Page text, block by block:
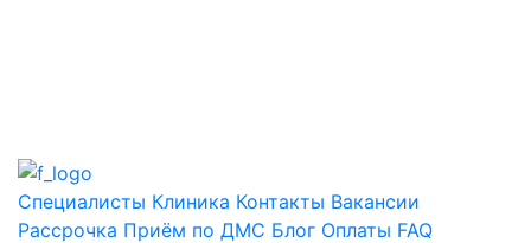
Специалисты Клиника Контакты Вакансии
Рассрочка Приём по ДМС Блог Оплаты FAQ